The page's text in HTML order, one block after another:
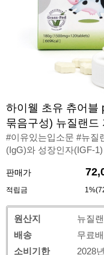
하이웰 초유 츄어블
묶음구성) 뉴질랜드
#이유있는입소문 #뉴질
(IgG)와 성장인자(IGF-
판매가
적립금
원산지
뉴질
배송
무료
소비기한
2028